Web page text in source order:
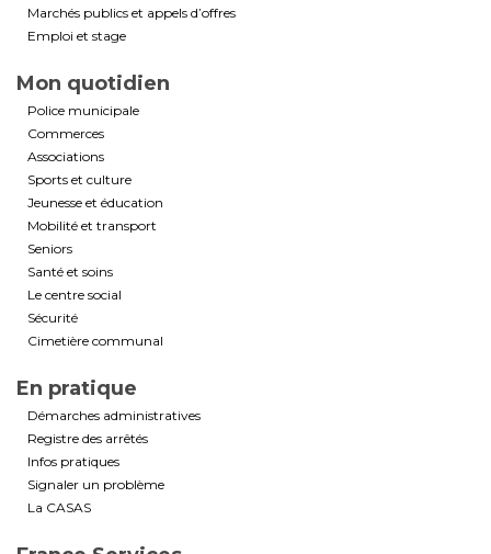
Marchés publics et appels d’offres
Emploi et stage
Mon quotidien
Police municipale
Commerces
Associations
Sports et culture
Jeunesse et éducation
Mobilité et transport
Seniors
Santé et soins
Le centre social
Sécurité
Cimetière communal
En pratique
Démarches administratives
Registre des arrêtés
Infos pratiques
Signaler un problème
La CASAS